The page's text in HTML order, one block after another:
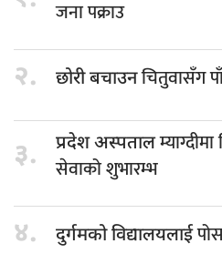
जना पक्राउ
२. छोरी बचाउनचितुवासँग
३. प्रदेश अस्पताल
सेवाको शुभारम्भ
४. दुर्गमको विद्यालयलाई